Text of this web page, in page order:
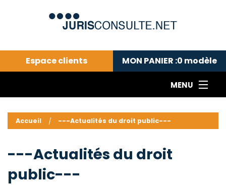
Espace clients MON PANIER :0 modèle
MENU
---Actualités du droit public---
Droit pénal---
Droit privé ---
Abonnement aux actualités
Accueil ---Actualités du droit public---
---Actualités du droit
public---